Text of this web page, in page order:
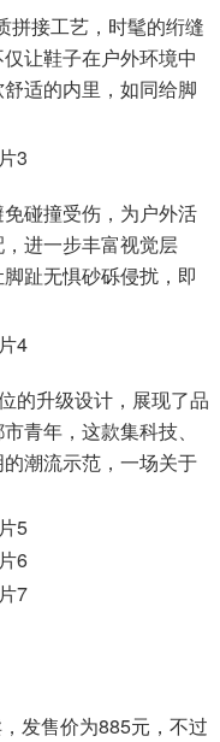
接工艺，时髦的绗缝
让鞋子在户外环境中
适的内里，如同给脚
碰撞受伤，为户外活
进一步丰富视觉层
趾无惧砂砾侵扰，即
的升级设计，展现了品
青年，这款集科技、
潮流示范，一场关于
发售价为885元，不过